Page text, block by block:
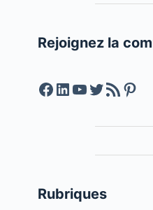
Rejoignez la
Facebook
LinkedIn
YouTube
Twitter
Feed RSS
Rubriques